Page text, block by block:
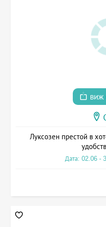
виж
Луксозен престой в
Дата: 02.06 -